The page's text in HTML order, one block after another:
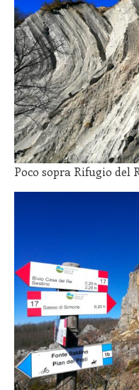
Poco sopra Rifugio del